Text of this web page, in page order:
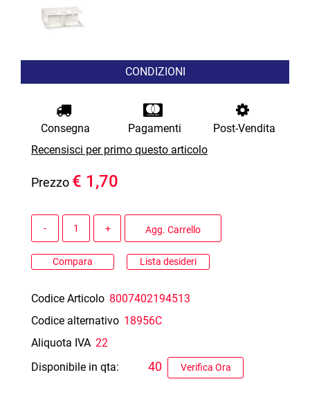
CONDIZIONI
Consegna Pagamenti
Post-Vendita
Recensisci per primo questo articolo
Prezzo € 1,70
Agg. Carrello
Compara Lista desideri
Codice Articolo 8007402194513
Codice alternativo 18956C
Aliquota IVA 22
Disponibile in qta:
Verifica Ora
40